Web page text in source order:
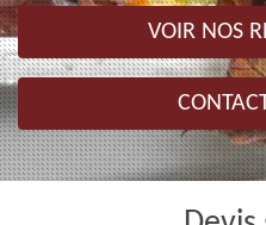
VOIR NOS